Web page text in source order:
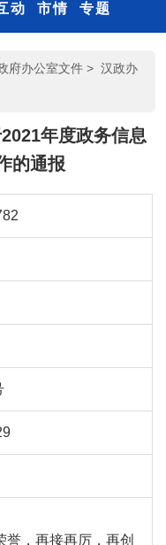
动 市情 专题
府办公室文件 > 汉政办
年度政务信息
的通报
，再接再厉，再创